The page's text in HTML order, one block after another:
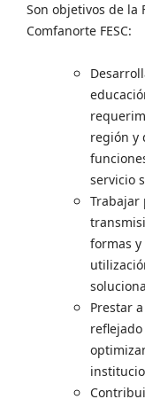
Son objetivos de la
Comfanorte FESC:
región y
servicio
Trabajar
formas y
Prestar